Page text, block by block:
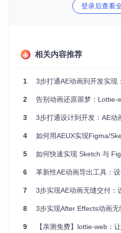
坐标、旋转角度、透明度变化）
获得完整的动画数据。
问题，使动画还原度提升至95%
2. 应用场景：从创意到产
2.1 游戏动画开发：角色动作的跨
某手游团队在开发角色技能动画
数据驱动游戏引擎中的粒子系统
至4小时。
2.2 数据可视化：动态图表的高效
金融科技公司需要将市场波动数
师在AE中制作数据动画模板后，
构，开发团队基于此开发动态渲
与动画效果的完美结合，用户留
2.3 移动应用交互：UI动效的跨平
登录后查看
相关内容推荐
1 3步打通AE动画到开发实现：
2 告别动画还原噩梦：Lottie-web与
3 3步打通设计到开发：AE动
4 如何用AEUX实现Figma/Sketch到AE的无缝
5 如何快速实现 Sketch 与 Figma 设计稿到 AE 的
6 革新性AE动画导出工具：
7 3步实现AE动画无缝交付：
8 3步实现After Effects动画无缝迁移
9 【亲测免费】lottie-web：让After